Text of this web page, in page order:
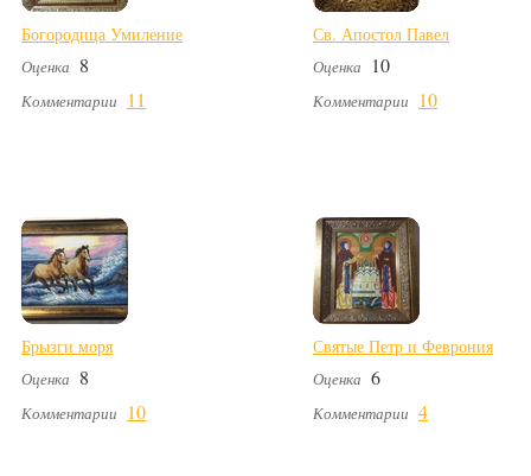
Богородица Умиление
Оценка 8
Комментарии 11
Св. Апостол Павел
Оценка 10
Комментарии 10
Брызги моря
Оценка 8
Комментарии 10
Святые Петр и Феврония
Оценка 6
Комментарии 4